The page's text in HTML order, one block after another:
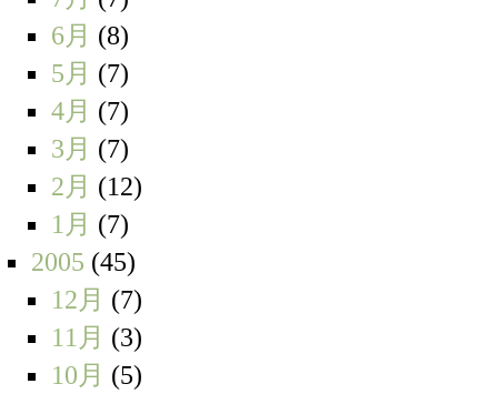
6月 (8)
5月 (7)
4月 (7)
3月 (7)
2月 (12)
1月 (7)
2005 (45)
12月 (7)
11月 (3)
10月 (5)